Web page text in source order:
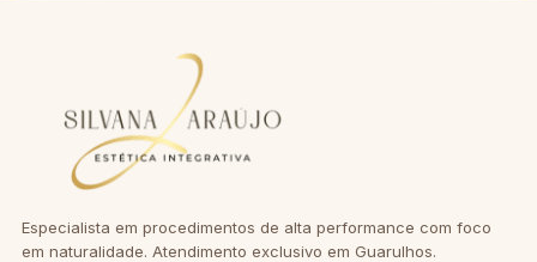
Especialista em procedimentos de alta performance com foco
em naturalidade. Atendimento exclusivo em Guarulhos.